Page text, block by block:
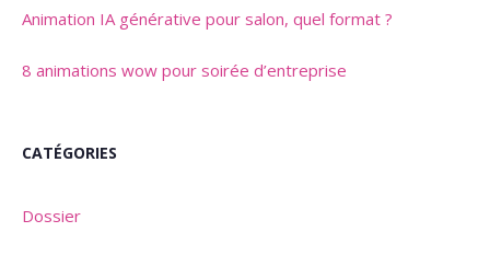
Animation IA générative pour salon, quel format ?
8 animations wow pour soirée d’entreprise
CATÉGORIES
Dossier